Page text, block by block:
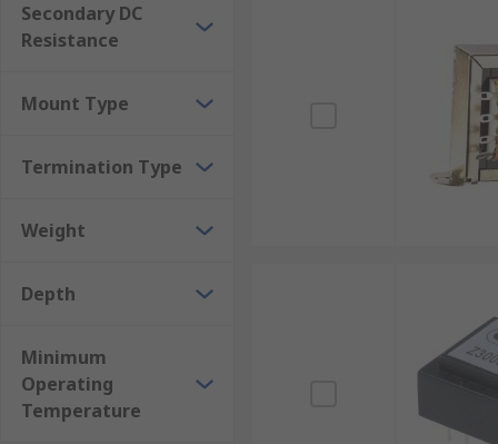
Secondary DC
Resistance
Mount Type
Termination Type
Weight
Depth
Minimum
Operating
Temperature